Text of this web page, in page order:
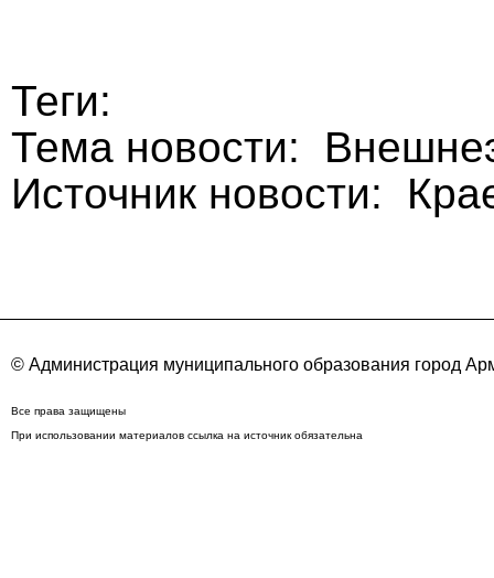
Теги:
Тема новости:
Источник новости:
© Администрация муниципального образования город
Все права защищены
При использовании материалов ссылка на источник обязательна